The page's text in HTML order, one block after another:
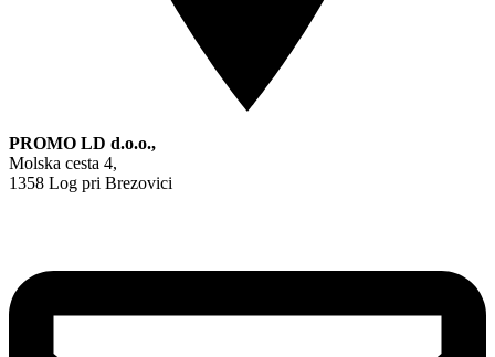
PROMO LD d.o.o.,
Molska cesta 4,
1358 Log pri Brezovici